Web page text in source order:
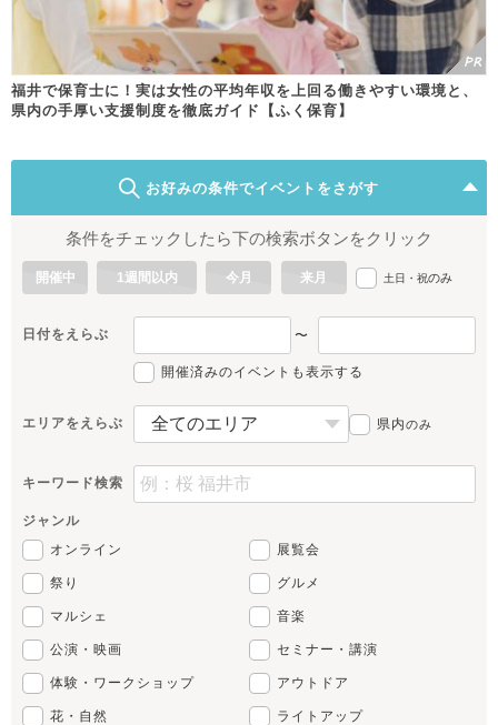
福井で保育士に！実は女性の平均年収を上回る働きやすい環境と、
県内の手厚い支援制度を徹底ガイド【ふく保育】
お好みの条件でイベントをさがす
条件をチェックしたら下の検索ボタンをクリック
開催中 1週間以内 今月 来月 土日・祝のみ
日付をえらぶ 〜
開催済みのイベントも表示する
エリアをえらぶ 県内のみ
キーワード検索
ジャンル
オンライン
展覧会
祭り グルメ
マルシェ 音楽
公演・映画 セミナー・講演
体験・ワークショップ アウトドア
花・自然 ライトアップ